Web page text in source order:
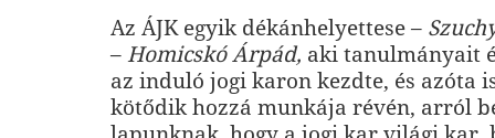
Az ÁJK egyik dékánhelyettese –
– Homicskó Árpád, aki tanulmányait
az induló jogi karon kezdte, és azóta
kötődik hozzá munkája révén, arról